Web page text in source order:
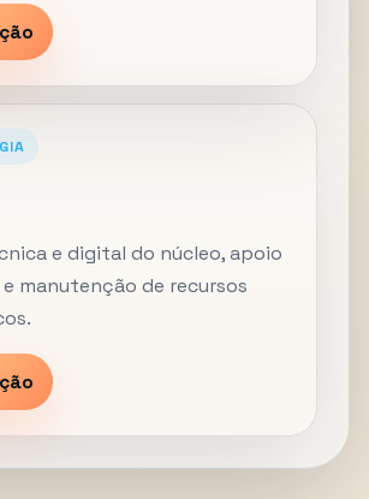
e digital do núcleo, apoio
manutenção de recursos